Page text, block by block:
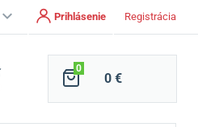
Prihlásenie Registrácia
0
0 €